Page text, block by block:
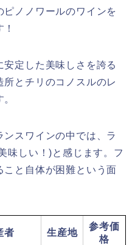
ノノワールのワインを
定した美味しさを誇る
とチリのコノスルのレ
スワインの中では、ラ
味しい！)と感じます。フ
こと自体が困難という面
者 生産地
参考価
格